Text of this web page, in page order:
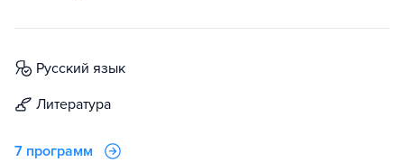
русский язык
литература
7 программ